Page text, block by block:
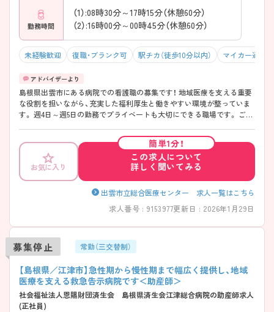
勤務時間
（1）:08時30分～17時15分（休憩60分）
（2）:16時00分～00時45分（休憩60分）
未経験歓迎 復職・ブランク可 駅チカ（徒歩10分以内） マイカー通勤
島根県出雲市にある病院での看護職の募集です！ 地域医療を支える重要
な役割を担いながら、充実した福利厚生と働きやすい環境が整っていま
す。 週4日～週5日の勤務でプライベートも大切にできる職場です。 ご興
お気に入り
簡単1分！
この求人について
詳しく聞いてみる
出雲市立総合医療センター 求人一覧はこちら
求人番号 : 9153977更新日 : 2026年1月29日
募集停止 常勤（三交替制）
【島根県／江津市】急性期から慢性期まで幅広く提供し、地域
医療を支える救急告示病院です＜助産師＞
社会福祉法人恩賜財団済生会 島根県済生会江津総合病院の助産師求人
(正社員)